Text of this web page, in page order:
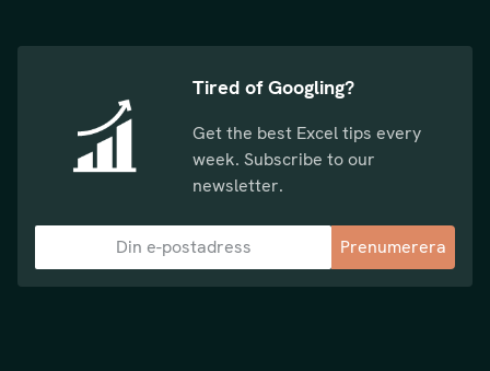
Tired of Googling?
Get the best Excel tips every
week. Subscribe to our
newsletter.
Prenumerera